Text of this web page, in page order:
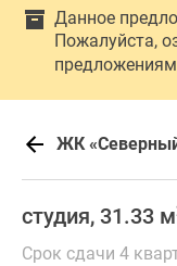
Данное
Пожалуйста,
ЖК
студия, 31.33 м
Срок сдачи 4